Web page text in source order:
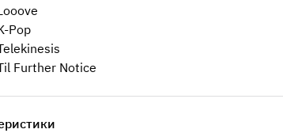
Notice